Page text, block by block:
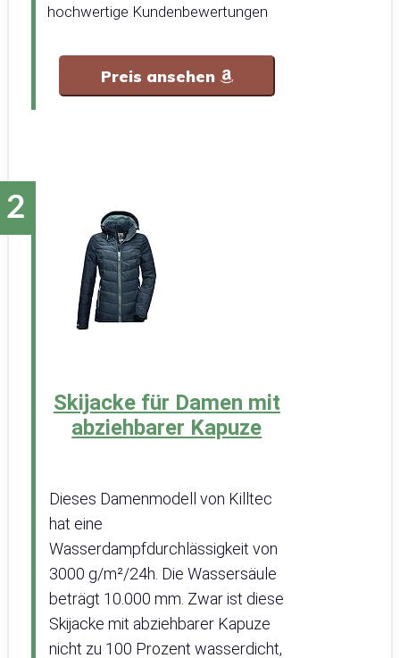
hochwertige Kundenbewertungen
Preis ansehen
Skijacke für Damen mit
abziehbarer Kapuze
Dieses Damenmodell von Killtec
hat eine
Wasserdampfdurchlässigkeit von
3000 g/m²/24h. Die Wassersäule
beträgt 10.000 mm. Zwar ist diese
Skijacke mit abziehbarer Kapuze
nicht zu 100 Prozent wasserdicht,